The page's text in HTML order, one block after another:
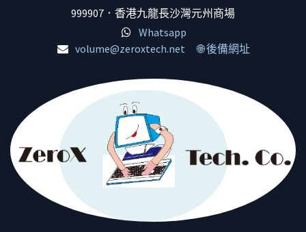
999907．香港九龍長沙灣元州商場
Whatsapp
volume@zeroxtech.net
🌐 後備網址